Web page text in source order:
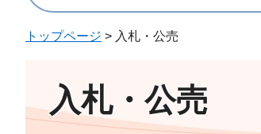
じ
じ
トップページ > 入札・公売
入札・公売